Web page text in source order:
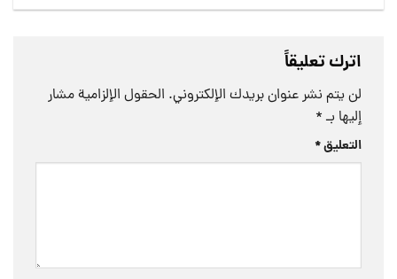
اترك تعليقاً
لن يتم نشر عنوان بريدك الإلكتروني. الحقول الإلزامية مشار
إليها بـ *
التعليق*